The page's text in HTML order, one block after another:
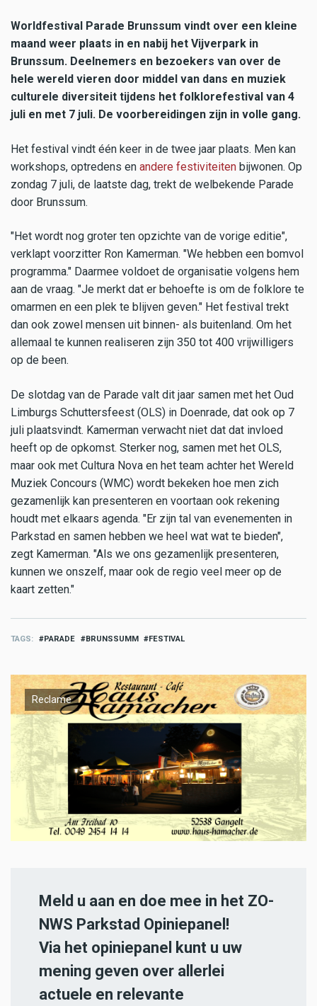
Worldfestival Parade Brunssum vindt over een kleine
maand weer plaats in en nabij het Vijverpark in
Brunssum. Deelnemers en bezoekers van over de
hele wereld vieren door middel van dans en muziek
culturele diversiteit tijdens het folklorefestival van 4
juli en met 7 juli. De voorbereidingen zijn in volle gang.
Het festival vindt één keer in de twee jaar plaats. Men kan
workshops, optredens en andere festiviteiten bijwonen. Op
zondag 7 juli, de laatste dag, trekt de welbekende Parade
door Brunssum.
"Het wordt nog groter ten opzichte van de vorige editie",
verklapt voorzitter Ron Kamerman. "We hebben een bomvol
programma." Daarmee voldoet de organisatie volgens hem
aan de vraag. "Je merkt dat er behoefte is om de folklore te
omarmen en een plek te blijven geven." Het festival trekt
dan ook zowel mensen uit binnen- als buitenland. Om het
allemaal te kunnen realiseren zijn 350 tot 400 vrijwilligers
op de been.
De slotdag van de Parade valt dit jaar samen met het Oud
Limburgs Schuttersfeest (OLS) in Doenrade, dat ook op 7
juli plaatsvindt. Kamerman verwacht niet dat dat invloed
heeft op de opkomst. Sterker nog, samen met het OLS,
maar ook met Cultura Nova en het team achter het Wereld
Muziek Concours (WMC) wordt bekeken hoe men zich
gezamenlijk kan presenteren en voortaan ook rekening
houdt met elkaars agenda. "Er zijn tal van evenementen in
Parkstad en samen hebben we heel wat wat te bieden",
zegt Kamerman. "Als we ons gezamenlijk presenteren,
kunnen we onszelf, maar ook de regio veel meer op de
kaart zetten."
TAGS PARADE BRUNSSUMM FESTIVAL
Reclame
Meld u aan en doe mee in het ZO-
NWS Parkstad Opiniepanel!
Via het opiniepanel kunt u uw
mening geven over allerlei
actuele en relevante